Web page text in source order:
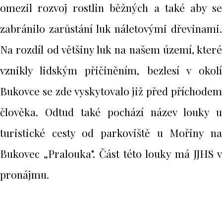
omezil rozvoj rostlin běžných a také aby se
zabránilo zarůstání luk náletovými dřevinami.
Na rozdíl od většiny luk na našem území, které
vznikly lidským přičiněním, bezlesí v okolí
Bukovce se zde vyskytovalo již před příchodem
člověka. Odtud také pochází název louky u
turistické cesty od parkoviště u Mořiny na
Bukovec „Pralouka". Část této louky má JJHS v
pronájmu.